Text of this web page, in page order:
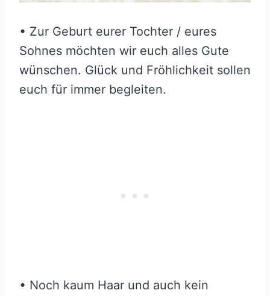
• Zur Geburt eurer Tochter / eures
Sohnes möchten wir euch alles Gute
wünschen. Glück und Fröhlichkeit sollen
euch für immer begleiten.
• Noch kaum Haar und auch kein